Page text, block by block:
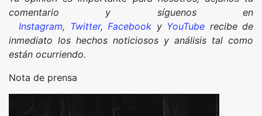
comentario y síguenos en
Instagram, Twitter, Facebook y YouTube recibe de
inmediato los hechos noticiosos y análisis tal como
están ocurriendo.
Nota de prensa